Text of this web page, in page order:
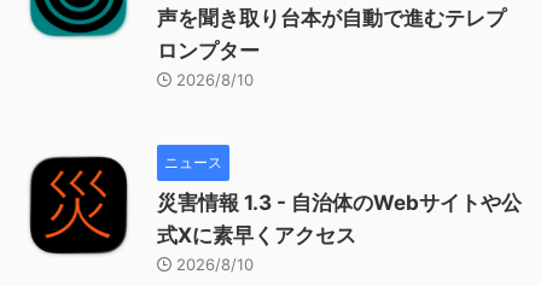
声を聞き取り台本が自動で進むテレプ
ロンプター
2026/8/10
ニュース
災害情報 1.3 - 自治体のWebサイトや公
式Xに素早くアクセス
2026/8/10